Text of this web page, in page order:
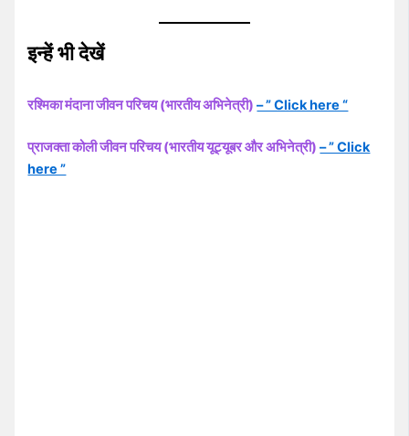
इन्हें भी देखें
रश्मिका मंदाना जीवन परिचय (भारतीय अभिनेत्री)– ” Click here “
प्राजक्ता कोली जीवन परिचय (भारतीय यूट्यूबर और अभिनेत्री)– ” Click
here ”